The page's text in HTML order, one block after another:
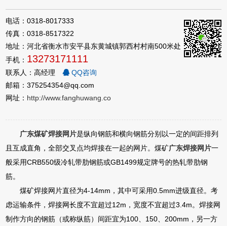
电话：0318-8017333
传真：0318-8517322
地址：河北省衡水市安平县东黄城镇郭西村村南500米处
手机： 13273171111
联系人：高经理
QQ咨询
邮箱：375254354@qq.com
网址： http://www.fanghuwang.co
广东煤矿焊接网片是纵向钢筋和横向钢筋分别以一定的间距排列
且互成直角，全部交叉点均焊接在一起的网片。煤矿广东焊接网片一
般采用CRB550级冷轧带肋钢筋或GB1499规定牌号的热轧带肋钢
筋。
煤矿焊接网片直径为4-14mm，其中可采用0.5mm进级直径。考
虑运输条件，焊接网长度不宜超过12m，宽度不宜超过3.4m。焊接网
制作方向的钢筋（或称纵筋）间距宜为100、150、200mm，另一方